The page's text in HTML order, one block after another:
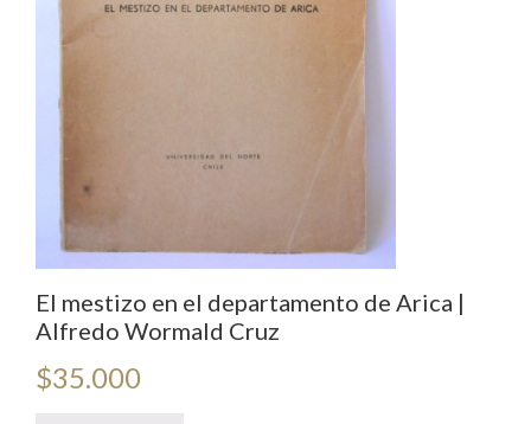
El mestizo en el departamento de Arica |
Alfredo Wormald Cruz
$35.000